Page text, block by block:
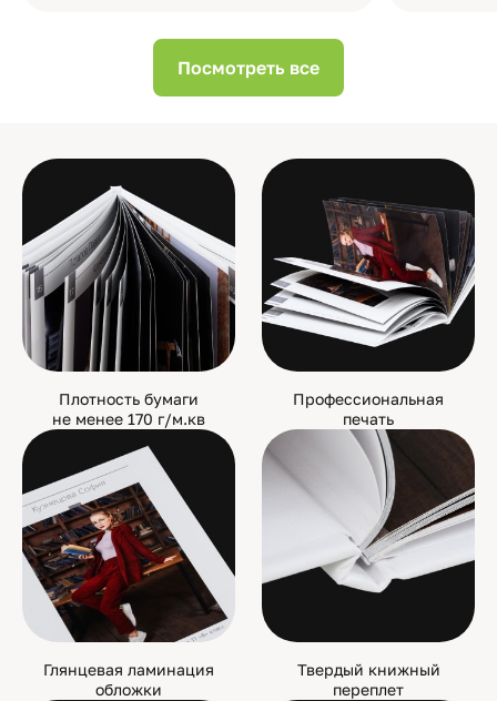
Посмотреть все
Плотность бумаги
не менее 170 г/м.кв
Профессиональная
печать
Глянцевая ламинация
обложки
Твердый книжный
переплет